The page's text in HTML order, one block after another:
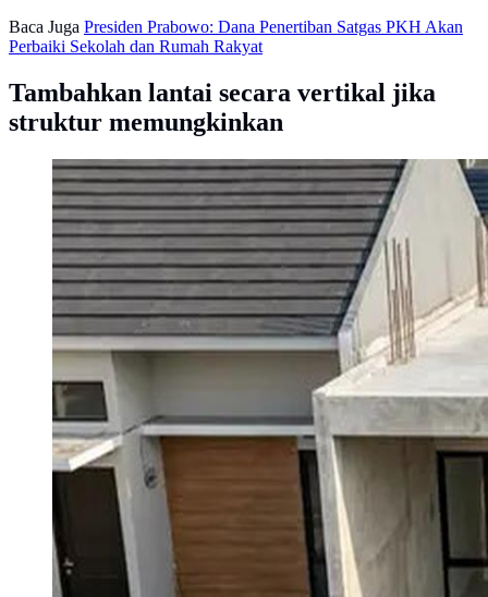
Baca Juga Presiden Prabowo: Dana Penertiban Satgas PKH Akan
Perbaiki Sekolah dan Rumah Rakyat
Tambahkan lantai secara vertikal jika
struktur memungkinkan